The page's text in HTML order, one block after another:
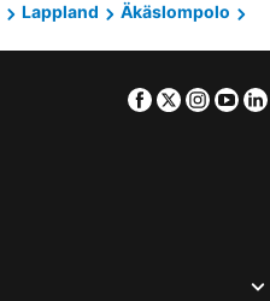
Lappland
Äkäslompolo
Facebook
Twitter